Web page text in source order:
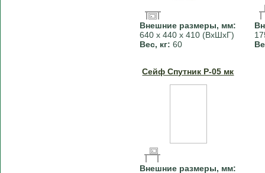
Внешние размеры, мм:
640 х 440 х 410 (ВхШхГ)
Вес, кг: 60
Сейф Спутник Р-05 мк
Внешние размеры, мм: